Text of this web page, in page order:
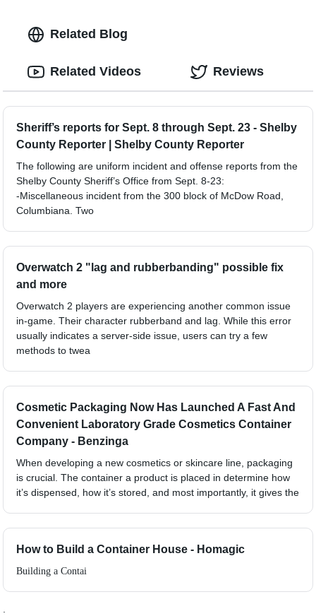
Related Blog
Sheriff’s reports for Sept. 8 through Sept. 23 - Shelby
County Reporter | Shelby County Reporter
The following are uniform incident and offense reports from the
Shelby County Sheriff’s Office from Sept. 8-23:
-Miscellaneous incident from the 300 block of McDow Road,
Columbiana. Two
Overwatch 2 "lag and rubberbanding" possible fix
and more
Overwatch 2 players are experiencing another common issue
in-game. Their character rubberband and lag. While this error
usually indicates a server-side issue, users can try a few
methods to twea
Cosmetic Packaging Now Has Launched A Fast And
Convenient Laboratory Grade Cosmetics Container
Company - Benzinga
When developing a new cosmetics or skincare line, packaging
is crucial. The container a product is placed in determine how
it’s dispensed, how it’s stored, and most importantly, it gives the
How to Build a Container House - Homagic
Building a Contai
;
Related Videos Reviews